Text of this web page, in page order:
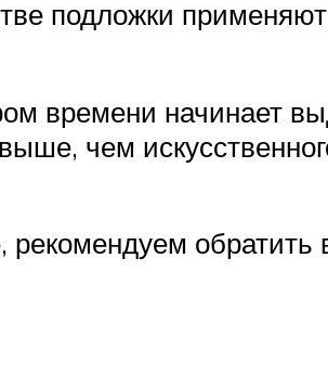
подложки
времени начинает
чем